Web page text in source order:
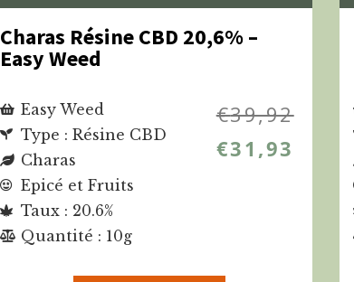
Charas Résine CBD 20,6% –
Easy Weed
Easy Weed
Type : Résine CBD
Charas
Epicé et Fruits
Taux : 20.6%
Quantité : 10g
€39,92
€31,93